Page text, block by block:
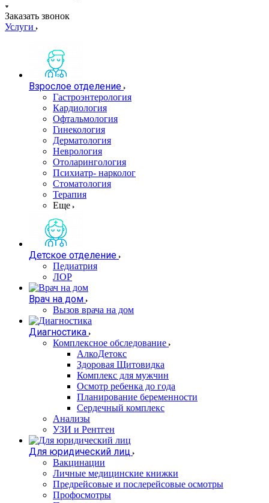
Заказать звонок
Услуги
Взрослое отделение
Гастроэнтерология
Кардиология
Офтальмология
Гинекология
Дерматология
Неврология
Отоларингология
Психиатр- нарколог
Стоматология
Терапия
Еще
Детское отделение
Педиатрия
ЛОР
Врач на дом
Вызов врача на дом
Диагностика
Комплексное обследование
АлкоДетокс
Здоровая Щитовидка
Комплекс для мужчин
Осмотр ребенка до года
Планирование беременности
Сердечный комплекс
Анализы
УЗИ и Рентген
Для юридический лиц
Вакцинации
Личные медицинские книжки
Предрейсовые и послерейсовые осмотры
Профосмотры